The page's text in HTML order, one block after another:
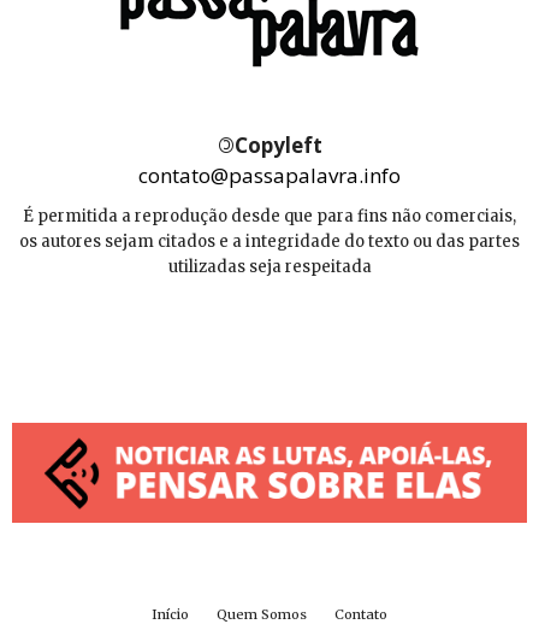
©Copyleft
contato@passapalavra.info
É permitida a reprodução desde que para fins não comerciais,
os autores sejam citados e a integridade do texto ou das partes
utilizadas seja respeitada
Início Quem Somos Contato